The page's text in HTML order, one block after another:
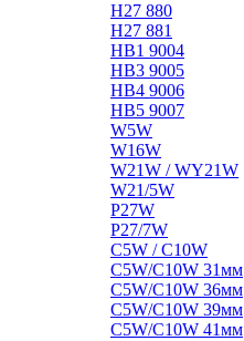
H27 880
H27 881
HB1 9004
HB3 9005
HB4 9006
HB5 9007
W5W
W16W
W21W / WY21W
W21/5W
P27W
P27/7W
C5W / C10W
C5W/C10W 31мм
C5W/C10W 36мм
C5W/C10W 39мм
C5W/C10W 41мм